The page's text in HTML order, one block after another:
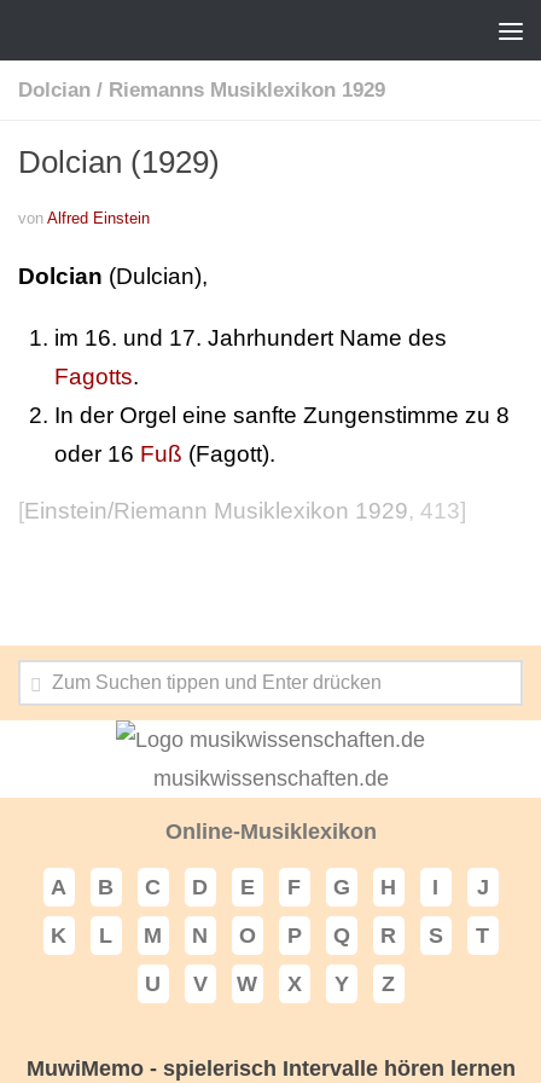
Dolcian / Riemanns Musiklexikon 1929
Dolcian (1929)
von Alfred Einstein
Dolcian (Dulcian),
im 16. und 17. Jahrhundert Name des
Fagotts.
In der Orgel eine sanfte Zungenstimme zu 8
oder 16 Fuß (Fagott).
[Einstein/Riemann Musiklexikon 1929, 413]
musikwissenschaften.de
Online-Musiklexikon
A B C D E F G H I
J
K
L M N O P Q R S
T
U
V W X Y Z
MuwiMemo - spielerisch Intervalle hören lernen